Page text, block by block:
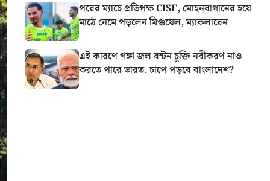
পরের ম্যাচে প্রতিপক্ষ CISF, মোহনবাগানের হয়ে
মাঠে নেমে পড়লেন মিগুয়েল, ম্যাকলারেন
এই কারণে গঙ্গা জল বন্টন চুক্তি নবীকরণ নাও
করতে পারে ভারত, চাপে পড়বে বাংলাদেশ?